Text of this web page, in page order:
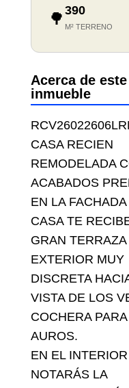
🌳 390
M² TERRENO
Acerca de este
inmueble
CASA RECIEN
REMODELADA
ACABADOS
EN LA
CASA TE
GRAN TERRAZA
EXTERIOR MUY
DISCRETA
VISTA DE LOS
COCHERA
AUROS.
EN EL INTERIOR
NOTARÁS LA